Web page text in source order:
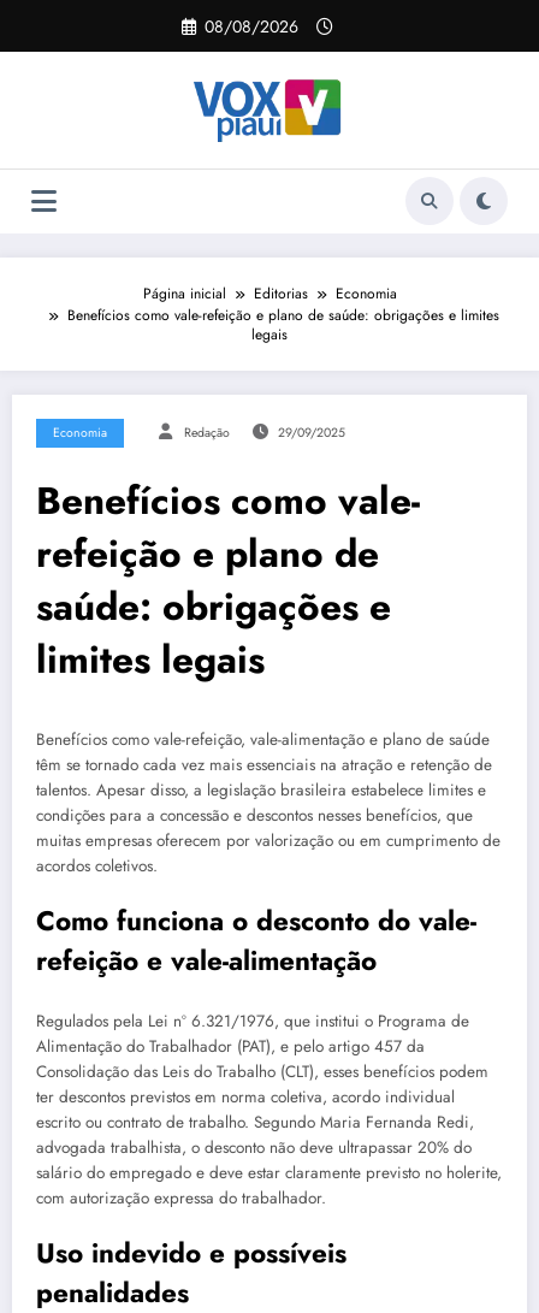
o
08/08/2026
Página inicial Editorias
Economia
Benefícios como vale-refeição e plano de saúde: obrigações e limites
legais
Economia Redação 29/09/2025
Benefícios como vale-
refeição e plano de
saúde: obrigações e
limites legais
Benefícios como vale-refeição, vale-alimentação e plano de saúde
têm se tornado cada vez mais essenciais na atração e retenção de
talentos. Apesar disso, a legislação brasileira estabelece limites e
condições para a concessão e descontos nesses benefícios, que
muitas empresas oferecem por valorização ou em cumprimento de
acordos coletivos.
Como funciona o desconto do vale-
refeição e vale-alimentação
Regulados pela Lei nº 6.321/1976, que institui o Programa de
Alimentação do Trabalhador (PAT), e pelo artigo 457 da
Consolidação das Leis do Trabalho (CLT), esses benefícios podem
ter descontos previstos em norma coletiva, acordo individual
escrito ou contrato de trabalho. Segundo Maria Fernanda Redi,
advogada trabalhista, o desconto não deve ultrapassar 20% do
salário do empregado e deve estar claramente previsto no holerite,
com autorização expressa do trabalhador.
Uso indevido e possíveis
penalidades